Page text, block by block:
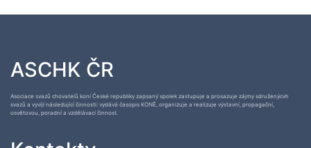
ASCHK ČR
Asociace svazů chovatelů koní České republiky zapsaný spolek zastupuje a prosazuje zájmy sdruženýcvh
svazů a vyvíjí následující činnosti: vydává časopis KONĚ, organizuje a realizuje výstavní, propagační,
osvětovou, poradní a vzdělávací činnost.